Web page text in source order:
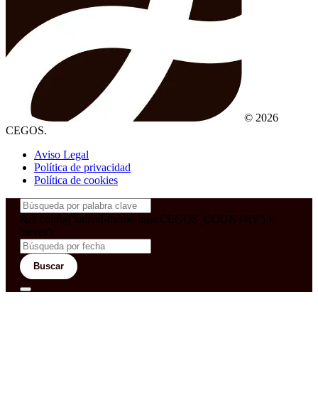
© 2026
CEGOS.
Aviso Legal
Política de privacidad
Política de cookies
&& config('laravel-theme-inter.CEGOS_COUNTRY') !=
'neves')
Buscar